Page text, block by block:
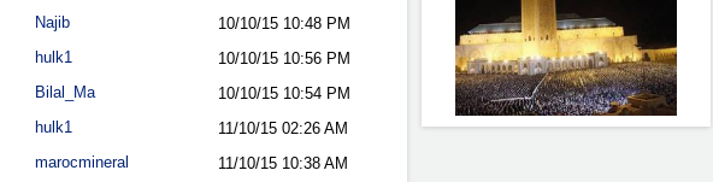
Najib 10/10/15 10:48 PM
hulk1 10/10/15 10:56 PM
Bilal_Ma 10/10/15 10:54 PM
hulk1 11/10/15 02:26 AM
marocmineral 11/10/15 10:38 AM